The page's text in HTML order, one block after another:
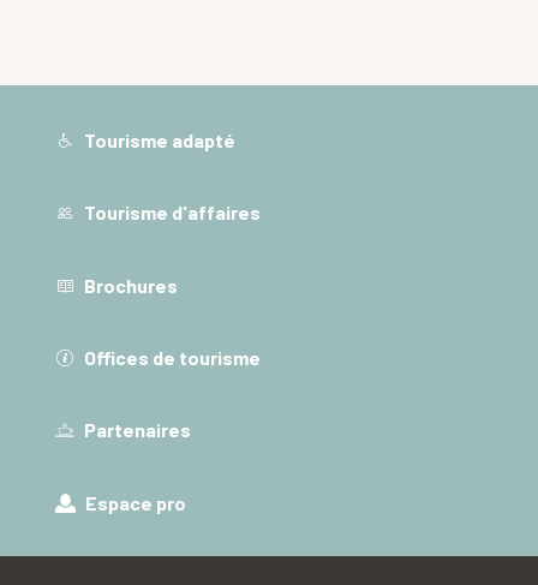
Tourisme adapté
Tourisme d'affaires
Brochures
Offices de tourisme
Partenaires
Espace pro